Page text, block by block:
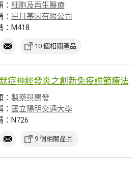
細胞及再生醫療
星月基因有限公司
：M418
10 個相關產品
症神經發炎之創新免疫調節療法
製藥與開發
國立陽明交通大學
：N726
9 個相關產品